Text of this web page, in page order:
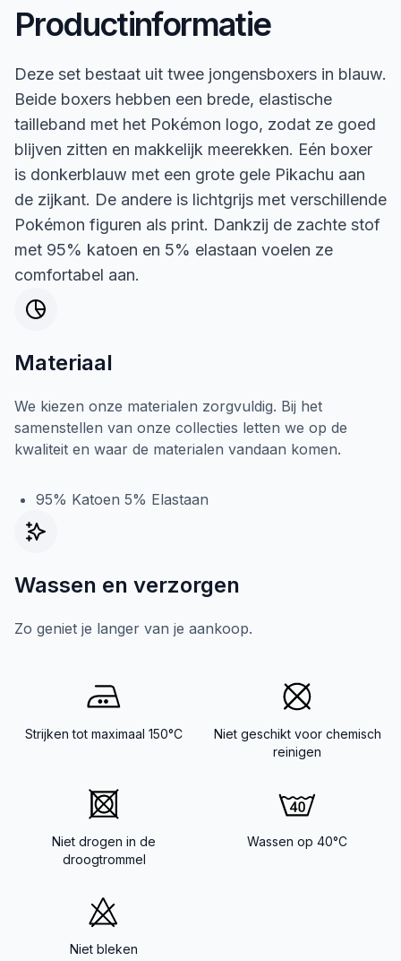
Productinformatie
Deze set bestaat uit twee jongensboxers in blauw.
Beide boxers hebben een brede, elastische
tailleband met het Pokémon logo, zodat ze goed
blijven zitten en makkelijk meerekken. Eén boxer
is donkerblauw met een grote gele Pikachu aan
de zijkant. De andere is lichtgrijs met verschillende
Pokémon figuren als print. Dankzij de zachte stof
met 95% katoen en 5% elastaan voelen ze
comfortabel aan.
Materiaal
We kiezen onze materialen zorgvuldig. Bij het
samenstellen van onze collecties letten we op de
kwaliteit en waar de materialen vandaan komen.
95% Katoen 5% Elastaan
Wassen en verzorgen
Zo geniet je langer van je aankoop.
Strijken tot maximaal 150°C
Niet geschikt voor chemisch
reinigen
Niet drogen in de
droogtrommel
Wassen op 40°C
Niet bleken